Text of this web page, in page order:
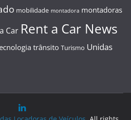
mobilidade montadora montadoras
Car Rent a Car News
trânsito Turismo Unidas